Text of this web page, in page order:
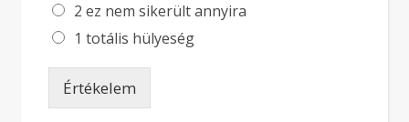
2 ez nem sikerült annyira
1 totális hülyeség
Értékelem